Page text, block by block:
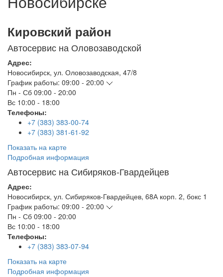
Кировский район
Автосервис на Оловозаводской
Адрес:
Новосибирск, ул. Оловозаводская, 47/8
График работы: 09:00 - 20:00
Пн - Сб 09:00 - 20:00
Вс 10:00 - 18:00
Телефоны:
+7 (383) 383-00-74
+7 (383) 381-61-92
Показать на карте
Подробная информация
Автосервис на Сибиряков-Гвардейцев
Адрес:
Новосибирск, ул. Сибиряков-Гвардейцев, 68А корп. 2, бокс 1
График работы: 09:00 - 20:00
Пн - Сб 09:00 - 20:00
Вс 10:00 - 18:00
Телефоны:
+7 (383) 383-07-94
Показать на карте
Подробная информация